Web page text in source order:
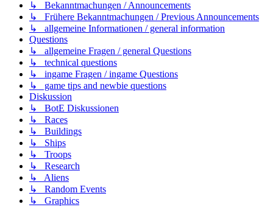
↳ Bekanntmachungen / Announcements
↳ Frühere Bekanntmachungen / Previous Announcements
↳ allgemeine Informationen / general information
Questions
↳ allgemeine Fragen / general Questions
↳ technical questions
↳ ingame Fragen / ingame Questions
↳ game tips and newbie questions
Diskussion
↳ BotE Diskussionen
↳ Races
↳ Buildings
↳ Ships
↳ Troops
↳ Research
↳ Aliens
↳ Random Events
↳ Graphics